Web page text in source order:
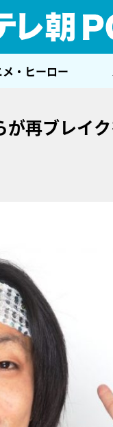
・ヒーロー
が再ブレイ